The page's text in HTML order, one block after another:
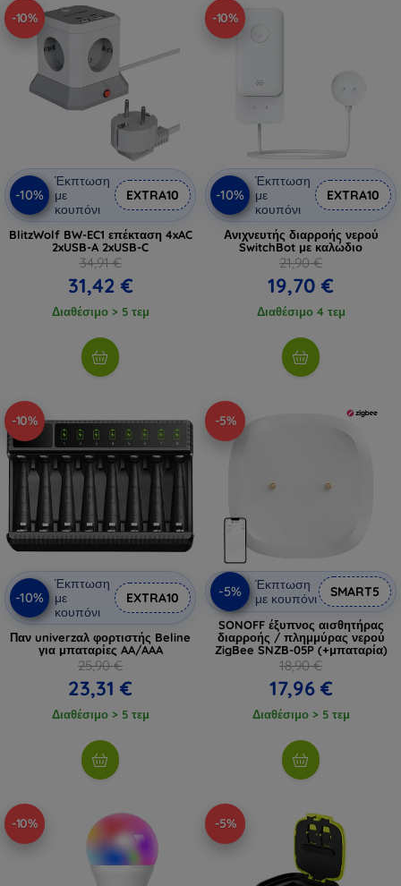
-10%
-10%
Έκπτωση
με
κουπόνι
EXTRA10
BlitzWolf BW-EC1 επέκταση 4xAC
2xUSB-A 2xUSB-C
34,91 €
31,42 €
Διαθέσιμο > 5 τεμ
-10%
-10%
Έκπτωση
με
κουπόνι
EXTRA10
Ανιχνευτής διαρροής νερού
SwitchBot με καλώδιο
21,90 €
19,70 €
Διαθέσιμο 4 τεμ
-10%
-10%
Έκπτωση
με
κουπόνι
EXTRA10
Παν univerzαλ φορτιστής Beline
για μπαταρίες AA/AAA
25,90 €
23,31 €
Διαθέσιμο > 5 τεμ
-5%
-5%
Έκπτωση
με κουπόνι
SMART5
SONOFF έξυπνος αισθητήρας
διαρροής / πλημμύρας νερού
ZigBee SNZB-05P (+μπαταρία)
18,90 €
17,96 €
Διαθέσιμο > 5 τεμ
-10% -5%